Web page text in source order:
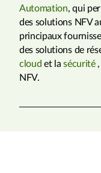
Automation, qui
des solutions NFV
principaux
des solutions de
cloud et lasécurité
NFV.